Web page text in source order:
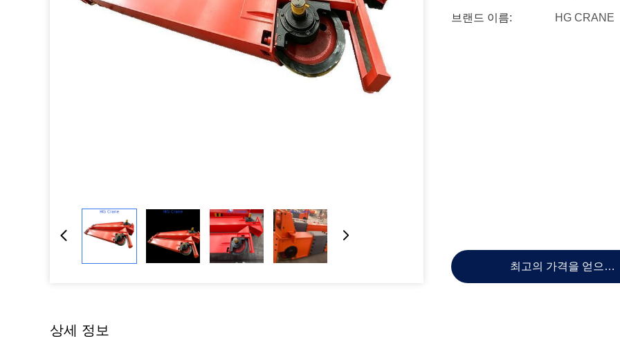
브랜드 이름: HG CRANE
최고의 가격을 얻으십
상세 정보